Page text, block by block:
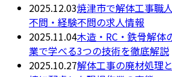
2025.12.03焼津市で解体工事職
不問・経験不問の求人情報
2025.11.04木造・RC・鉄骨解体
業で学べる3つの技術を徹底解説
2025.10.27解体工事の廃材処理